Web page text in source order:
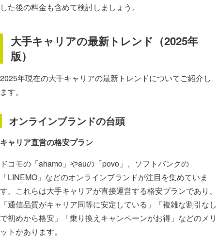
した後の料金も含めて検討しましょう。
大手キャリアの最新トレンド（2025年
版）
2025年現在の大手キャリアの最新トレンドについてご紹介し
ます。
オンラインブランドの台頭
キャリア直営の格安プラン
ドコモの「ahamo」やauの「povo」、ソフトバンクの
「LINEMO」などのオンラインブランドが注目を集めていま
す。これらは大手キャリアが直接運営する格安プランであり、
「通信品質がキャリア同等に安定している」「複雑な割引なし
で初めから格安」「乗り換えキャンペーンがお得」などのメリ
ットがあります。